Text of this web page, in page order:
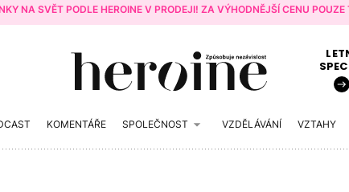
NA SVĚT PODLE HEROINE V PRODEJI! ZA VÝHODNĚJŠÍ CENU
KOMENTÁŘE SPOLEČNOST VZDĚLÁVÁNÍ VZTAHY